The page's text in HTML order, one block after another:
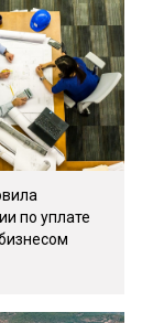
по уплате